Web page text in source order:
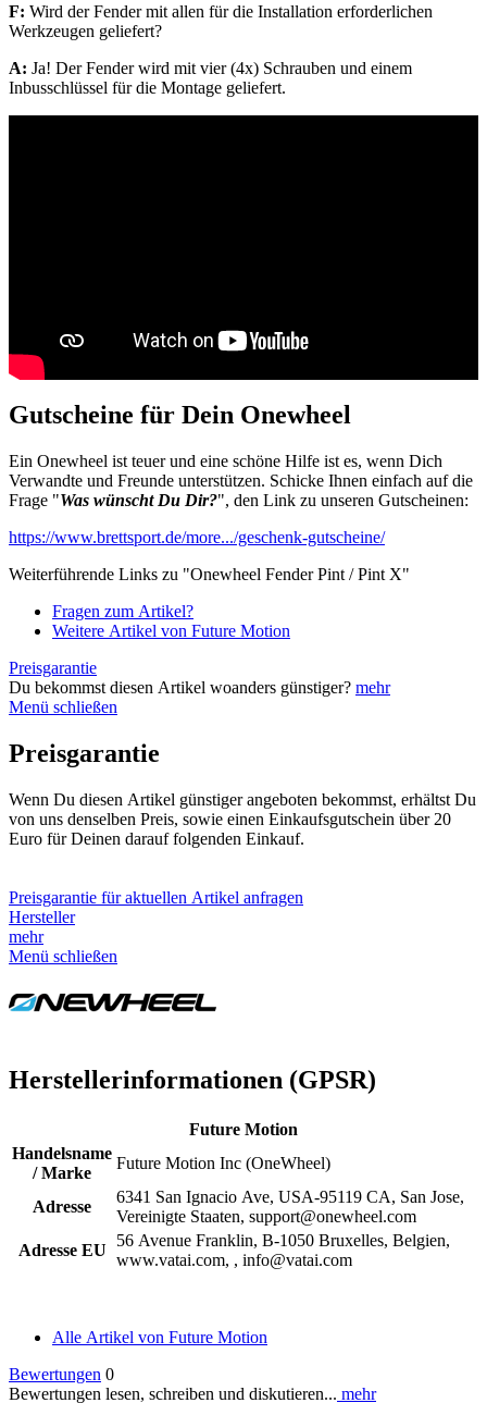
F: Wird der Fender mit allen für die Installation erforderlichen
Werkzeugen geliefert?
A: Ja! Der Fender wird mit vier (4x) Schrauben und einem
Inbusschlüssel für die Montage geliefert.
Gutscheine für Dein Onewheel
Ein Onewheel ist teuer und eine schöne Hilfe ist es, wenn Dich
Verwandte und Freunde unterstützen. Schicke Ihnen einfach auf die
Frage "Was wünscht Du Dir?", den Link zu unseren Gutscheinen:
https://www.brettsport.de/more.../geschenk-gutscheine/
Weiterführende Links zu "Onewheel Fender Pint / Pint X"
Fragen zum Artikel?
Weitere Artikel von Future Motion
Preisgarantie
Du bekommst diesen Artikel woanders günstiger? mehr
Menü schließen
Preisgarantie
Wenn Du diesen Artikel günstiger angeboten bekommst, erhältst Du
von uns denselben Preis, sowie einen Einkaufsgutschein über 20
Euro für Deinen darauf folgenden Einkauf.
Preisgarantie für aktuellen Artikel anfragen
Hersteller
mehr
Menü schließen
Herstellerinformationen (GPSR)
Future Motion
Handelsname
/ Marke
Future Motion Inc (OneWheel)
Adresse
6341 San Ignacio Ave, USA-95119 CA, San Jose,
Vereinigte Staaten, support@onewheel.com
Adresse EU
56 Avenue Franklin, B-1050 Bruxelles, Belgien,
www.vatai.com, , info@vatai.com
Alle Artikel von Future Motion
Bewertungen 0
Bewertungen lesen, schreiben und diskutieren... mehr